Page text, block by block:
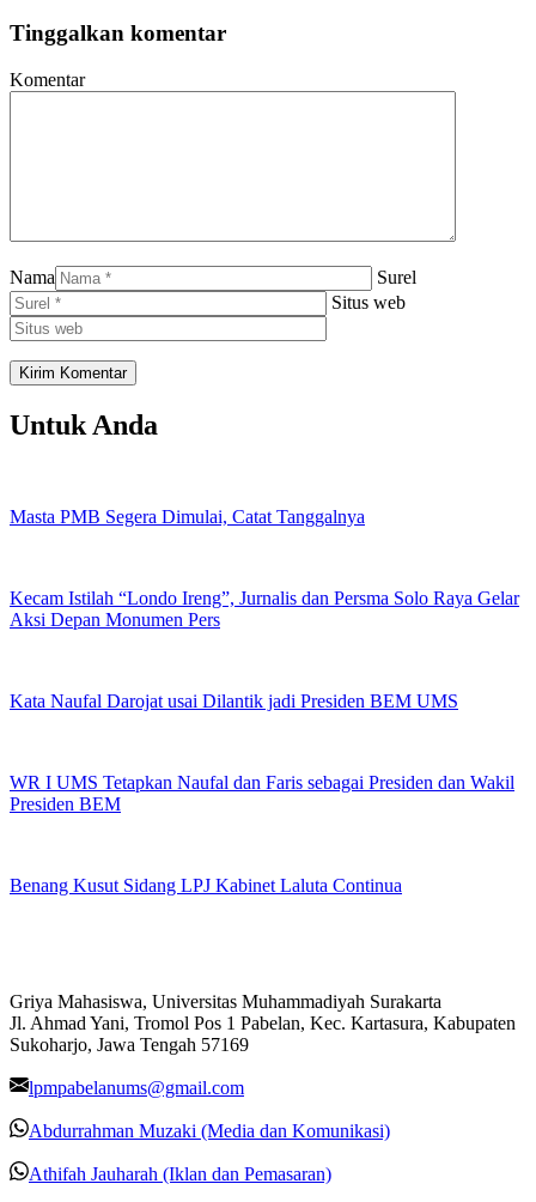
Tinggalkan komentar
Komentar
Nama
Surel
Situs web
Untuk Anda
Masta PMB Segera Dimulai, Catat Tanggalnya
Kecam Istilah “Londo Ireng”, Jurnalis dan Persma Solo Raya Gelar
Aksi Depan Monumen Pers
Kata Naufal Darojat usai Dilantik jadi Presiden BEM UMS
WR I UMS Tetapkan Naufal dan Faris sebagai Presiden dan Wakil
Presiden BEM
Benang Kusut Sidang LPJ Kabinet Laluta Continua
Griya Mahasiswa, Universitas Muhammadiyah Surakarta
Jl. Ahmad Yani, Tromol Pos 1 Pabelan, Kec. Kartasura, Kabupaten
Sukoharjo, Jawa Tengah 57169
lpmpabelanums@gmail.com
Abdurrahman Muzaki (Media dan Komunikasi)
Athifah Jauharah (Iklan dan Pemasaran)